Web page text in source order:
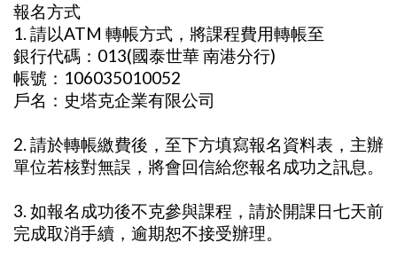
報名方式
1. 請以ATM 轉帳方式，將課程費用轉帳至
銀行代碼：013(國泰世華 南港分行)
帳號：106035010052
戶名：史塔克企業有限公司
2. 請於轉帳繳費後，至下方填寫報名資料表，主辦
單位若核對無誤，將會回信給您報名成功之訊息。
3. 如報名成功後不克參與課程，請於開課日七天前
完成取消手續，逾期恕不接受辦理。